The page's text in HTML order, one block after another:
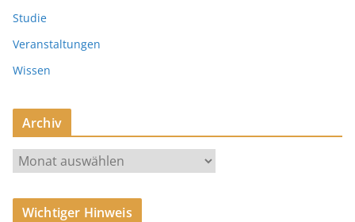
Studie
Veranstaltungen
Wissen
Archiv
r
c
Wichtiger Hinweis